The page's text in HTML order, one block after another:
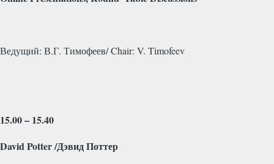
Ведущий: В.Г. Тимофеев/ Chair: V. Timofeev
15.00 – 15.40
David Potter /ДэвидПоттер